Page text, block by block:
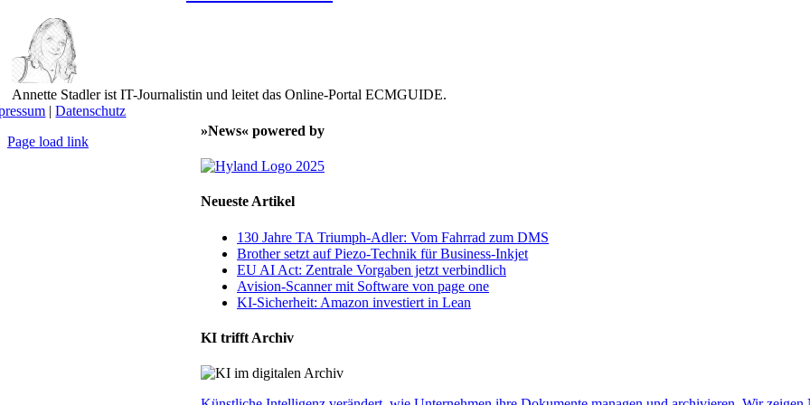
Annette Stadler ist IT-Journalistin und leitet das Online-Portal ECMGUIDE.
»News« powered by
Neueste Artikel
130 Jahre TA Triumph-Adler: Vom Fahrrad zum DMS
Brother setzt auf Piezo-Technik für Business-Inkjet
EU AI Act: Zentrale Vorgaben jetzt verbindlich
Avision-Scanner mit Software von page one
KI-Sicherheit: Amazon investiert in Lean
KI trifft Archiv
|Datenschutz
Page load link